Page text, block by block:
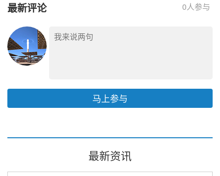
最新评论 0人参与
马上参与
最新资讯